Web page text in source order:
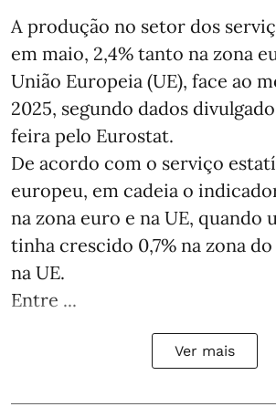
A produção no setor dos
em maio, 2,4% tanto na zona
União Europeia (UE), face ao
2025, segundo dados
feira pelo Eurostat.
De acordo com o serviço
europeu, em cadeia o
na zona euro e na UE, quando
tinha crescido 0,7% na zona
na UE.
Entre ...
Ver mais